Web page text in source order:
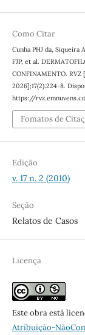
Como Citar
Cunha PHJ da, Siqueira
FJP, et al.
CONFINAMENTO.
2026];17(2):224-8.
https://
Fomatos de
Edição
v. 17 n. 2 (2010)
Seção
Relatos de Casos
Licença
Este obra está
Atribuição-